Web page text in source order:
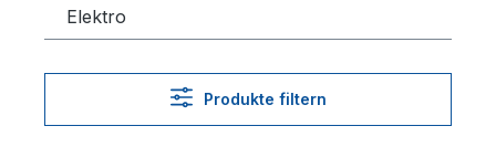
Elektro
Produkte filtern